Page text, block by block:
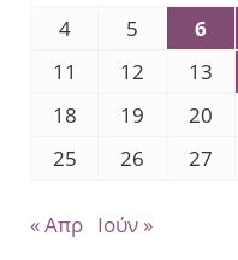
4
5 6
11
12 13
18
19 20
25
26 27
« Απρ Ιούν »